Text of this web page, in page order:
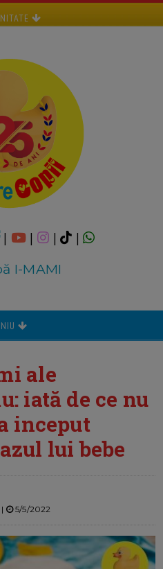
| | |
|
I-MAMI
ale
iată de ce nu
inceput
lui bebe
| 5/5/2022